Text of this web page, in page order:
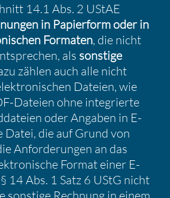
14.1 Abs. 2 UStAE
in Papier­form oder in
Formaten, die nicht
als sonstige
zählen auch alle nicht
Dateien, wie
Dateien ohne integrierte
oder Angaben in E-
Datei, die auf Grund von
Anfor­de­rungen an das
Format einer E-
14 Abs. 1 Satz 6 UStG nicht